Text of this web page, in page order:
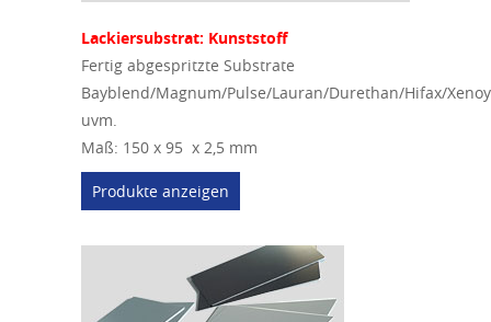
Lackiersubstrat: Kunststoff
Fertig abgespritzte Substrate
Bayblend/Magnum/Pulse/Lauran/Durethan/Hifax/Xenoy
uvm.
Maß: 150 x 95 x 2,5 mm
Produkte anzeigen